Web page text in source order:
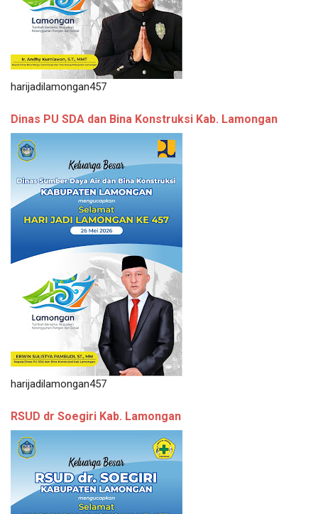
harijadilamongan457
Dinas PU SDA dan Bina Konstruksi Kab. Lamongan
harijadilamongan457
RSUD dr Soegiri Kab. Lamongan